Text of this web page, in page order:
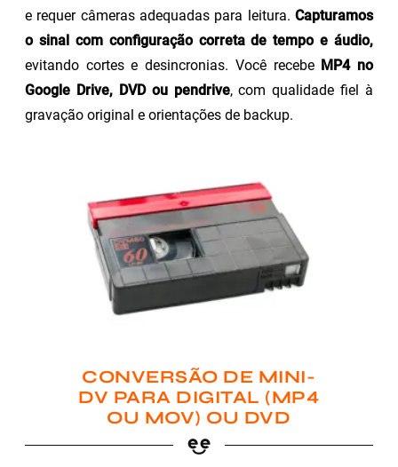
e requer câmeras adequadas para leitura. Capturamos
o sinal com configuração correta de tempo e áudio,
evitando cortes e desincronias. Você recebe MP4 no
Google Drive, DVD ou pendrive, com qualidade fiel à
gravação original e orientações de backup.
CONVERSÃO DE MINI-
DV PARA DIGITAL (MP4
OU MOV) OU DVD